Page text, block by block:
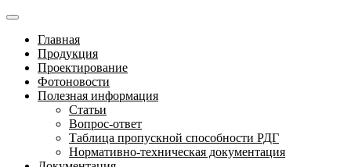
Главная
Продукция
Проектирование
Фотоновости
Полезная информация
Статьи
Вопрос-ответ
Таблица пропускной способности РДГ
Нормативно-техническая документация